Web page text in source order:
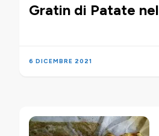
Gratin di Patate
6 DICEMBRE 2021